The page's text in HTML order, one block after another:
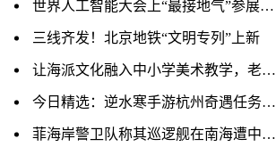
世界人工智能大会上“最接地气”参展商：中西部县域数字就业中心组团亮相
三线齐发！北京地铁“文明专列”上新
让海派文化融入中小学美术教学，老师们这样说……
今日精选：逆水寒手游杭州奇遇任务视频攻略分享
菲海岸警卫队称其巡逻舰在南海遭中国海警船“危险阻挠”，外交部回应 天天热讯